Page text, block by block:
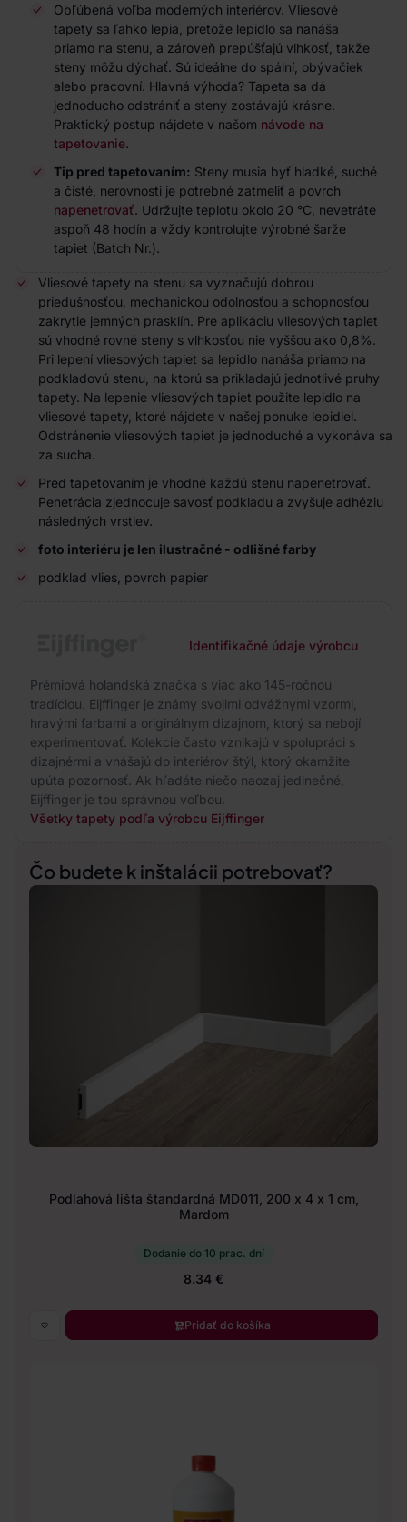
Obľúbená voľba moderných interiérov. Vliesové
tapety sa ľahko lepia, pretože lepidlo sa nanáša
priamo na stenu, a zároveň prepúšťajú vlhkosť, takže
steny môžu dýchať. Sú ideálne do spální, obývačiek
alebo pracovní. Hlavná výhoda? Tapeta sa dá
jednoducho odstrániť a steny zostávajú krásne.
Praktický postup nájdete v našom návode na
tapetovanie.
Tip pred tapetovaním: Steny musia byť hladké, suché
a čisté, nerovnosti je potrebné zatmeliť a povrch
napenetrovať. Udržujte teplotu okolo 20 °C, nevetráte
aspoň 48 hodín a vždy kontrolujte výrobné šarže
tapiet (Batch Nr.).
Vliesové tapety na stenu sa vyznačujú dobrou
priedušnosťou, mechanickou odolnosťou a schopnosťou
zakrytie jemných prasklín. Pre aplikáciu vliesových tapiet
sú vhodné rovné steny s vlhkosťou nie vyššou ako 0,8%.
Pri lepení vliesových tapiet sa lepidlo nanáša priamo na
podkladovú stenu, na ktorú sa prikladajú jednotlivé pruhy
tapety. Na lepenie vliesových tapiet použite lepidlo na
vliesové tapety, ktoré nájdete v našej ponuke lepidiel.
Odstránenie vliesových tapiet je jednoduché a vykonáva sa
za sucha.
Pred tapetovaním je vhodné každú stenu napenetrovať.
Penetrácia zjednocuje savosť podkladu a zvyšuje adhéziu
následných vrstiev.
foto interiéru je len ilustračné - odlišné farby
podklad vlies, povrch papier
Identifikačné údaje výrobcu
Prémiová holandská značka s viac ako 145-ročnou
tradíciou. Eijffinger je známy svojimi odvážnymi vzormi,
hravými farbami a originálnym dizajnom, ktorý sa nebojí
experimentovať. Kolekcie často vznikajú v spolupráci s
dizajnérmi a vnášajú do interiérov štýl, ktorý okamžite
upúta pozornosť. Ak hľadáte niečo naozaj jedinečné,
Eijffinger je tou správnou voľbou.
Všetky tapety podľa výrobcu Eijffinger
Čo budete k inštalácii potrebovať?
Podlahová lišta štandardná MD011, 200 x 4 x 1 cm,
Mardom
Dodanie do 10 prac. dní
8.34 €
Pridať do košíka